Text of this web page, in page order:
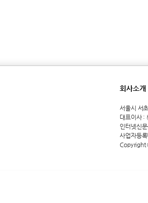
회사소개
서울시 서
대표이사 :
인터넷신
사업자등
Copyright